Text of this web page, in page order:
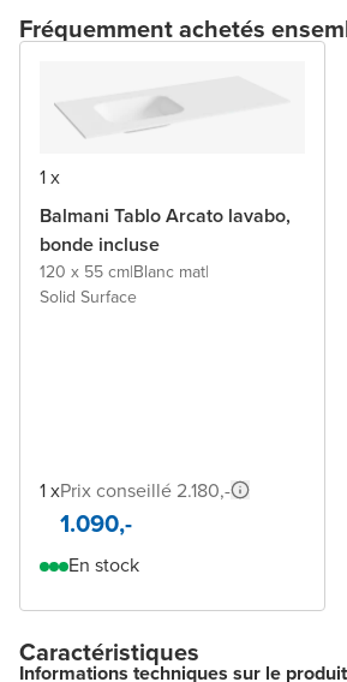
Fréquemment achetés
1 x
Balmani Tablo Arcato lavabo,
bonde incluse
120 x 55 cm|Blanc mat|
Solid Surface
1 xPrix conseillé 2.180,-
1.090,-
En stock
Caractéristiques
Informations techniques sur le produit